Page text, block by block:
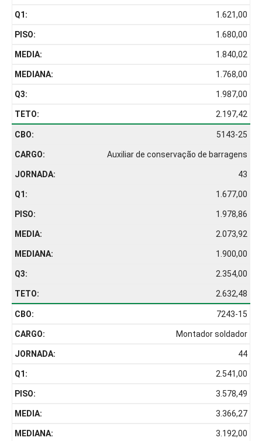
1.621,00
1.680,00
1.840,02
1.768,00
1.987,00
2.197,42
5143-25
Auxiliar de conservação de barragens
43
1.677,00
1.978,86
2.073,92
1.900,00
2.354,00
2.632,48
7243-15
Montador soldador
44
2.541,00
3.578,49
3.366,27
3.192,00